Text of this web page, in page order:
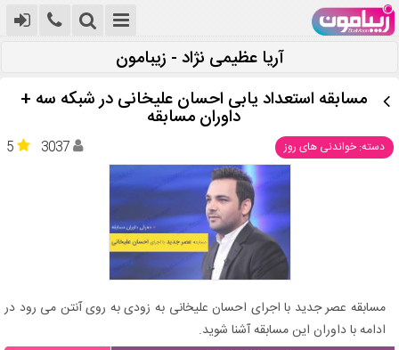
آریا عظیمی نژاد - زیبامون
مسابقه استعداد یابی احسان علیخانی در شبکه سه +
داوران مسابقه
دسته: خواندنی های روز 5 3037
مسابقه عصر جدید با اجرای احسان علیخانی به زودی به روی آنتن می رود در
ادامه با داوران این مسابقه آشنا شوید.